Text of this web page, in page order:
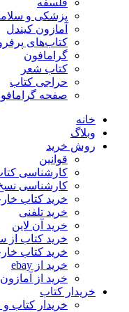
فلسفه
پزشکی و
آمازون کیندل
کتاب‌های
گرامافون
کتاب شعر
حراجی کتاب
صفحه
خانه
وبلاگ
روش خرید
قوانین
کارشناسی
کارشناسی
خرید کتاب
خرید تلفنی
خرید آن لاین
خرید کتاب از
خرید کتاب
خرید از ebay
خرید از آمازون
خریدار کتاب
خریدار کتاب